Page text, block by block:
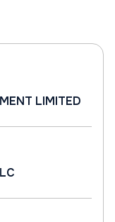
LIMITED